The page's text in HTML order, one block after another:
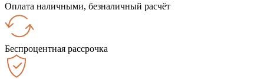
Оплата наличными, безналичный расчёт
Беспроцентная рассрочка